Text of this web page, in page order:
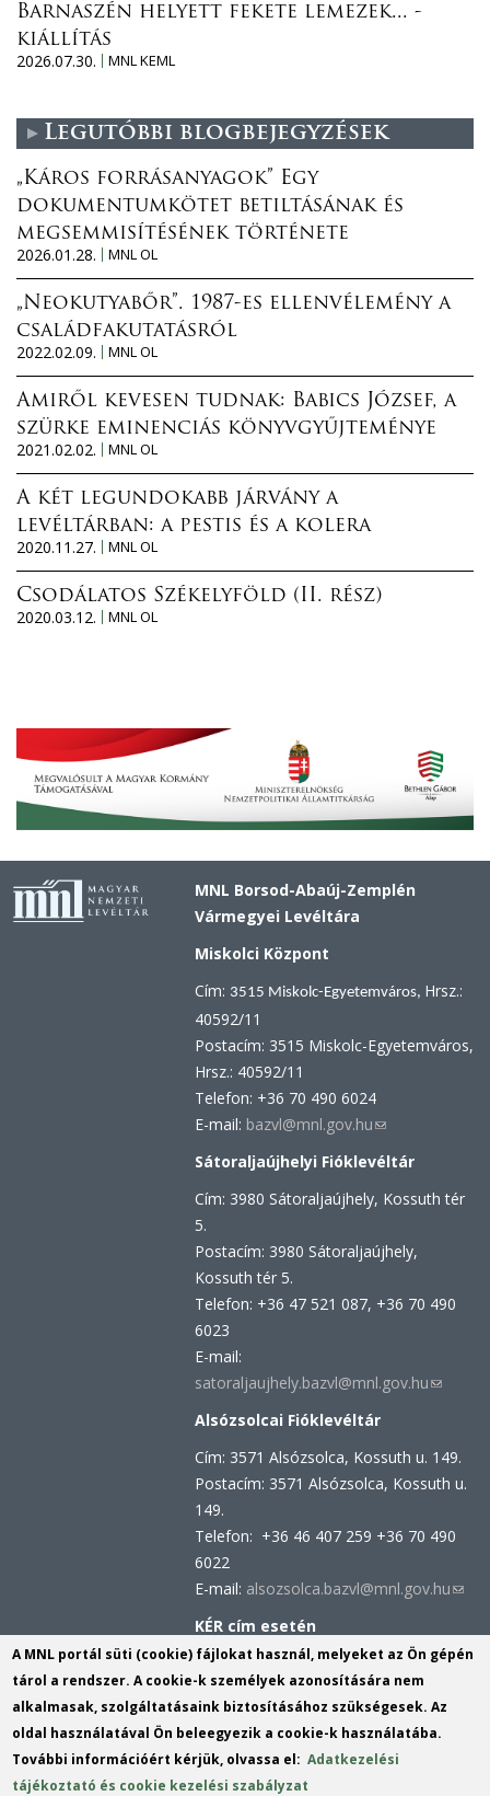
Barnaszén helyett fekete lemezek... -
kiállítás
2026.07.30.
MNL KEML
Legutóbbi blogbejegyzések
„Káros forrásanyagok” Egy
dokumentumkötet betiltásának és
megsemmisítésének története
2026.01.28.
MNL OL
„Neokutyabőr”. 1987-es ellenvélemény a
családfakutatásról
2022.02.09.
MNL OL
Amiről kevesen tudnak: Babics József, a
szürke eminenciás könyvgyűjteménye
2021.02.02.
MNL OL
A két legundokabb járvány a
levéltárban: a pestis és a kolera
2020.11.27.
MNL OL
Csodálatos Székelyföld (II. rész)
2020.03.12.
MNL OL
MNL Borsod-Abaúj-Zemplén
Vármegyei Levéltára
Miskolci Központ
Cím: 3515 Miskolc-Egyetemváros, Hrsz.:
40592/11
Postacím: 3515 Miskolc-Egyetemváros,
Hrsz.: 40592/11
Telefon: +36 70 490 6024
E-mail: bazvl@mnl.gov.hu(link
sends
mail)
Sátoraljaújhelyi Fióklevéltár
Cím: 3980 Sátoraljaújhely, Kossuth tér
5.
Postacím: 3980 Sátoraljaújhely,
Kossuth tér 5.
Telefon: +36 47 521 087, +36 70 490
6023
E-mail:
satoraljaujhely.bazvl@mnl.gov.hu(link
mail)
Alsózsolcai Fióklevéltár
Cím: 3571 Alsózsolca, Kossuth u. 149.
Postacím: 3571 Alsózsolca, Kossuth u.
149.
Telefon: +36 46 407 259 +36 70 490
6022
E-mail: alsozsolca.bazvl@mnl.gov.hu(link
e-
KÉR cím esetén
KRID azonosító: 113809158
KÉR azonosító: MNL BAZML
Hivatali kapu cím:
KRID azonosító: 160343931
A MNL portál süti (cookie) fájlokat használ, melyeket az Ön gépén
tárol a rendszer. A cookie-k személyek azonosítására nem
alkalmasak, szolgáltatásaink biztosításához szükségesek. Az
oldal használatával Ön beleegyezik a cookie-k használatába.
További információért kérjük, olvassa el:Adatkezelési
tájékoztató és cookie kezelési szabályzat